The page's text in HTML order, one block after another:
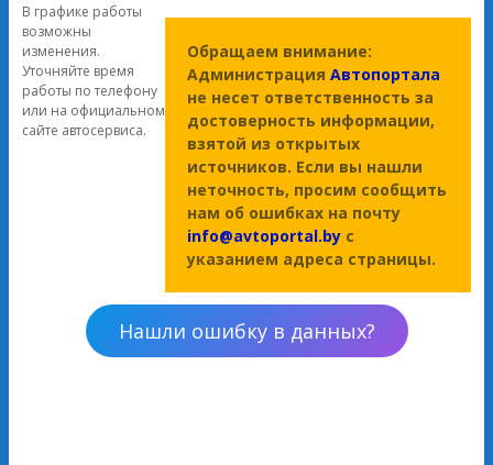
В графике работы
возможны
изменения.
Уточняйте время
работы по телефону
или на официальном
сайте автосервиса.
Обращаем внимание:
Администрация Автопортала
не несет ответственность за
достоверность информации,
взятой из открытых
источников. Если вы нашли
неточность, просим сообщить
нам об ошибках на почту
info@avtoportal.by с
указанием адреса страницы.
Нашли ошибку в данных?